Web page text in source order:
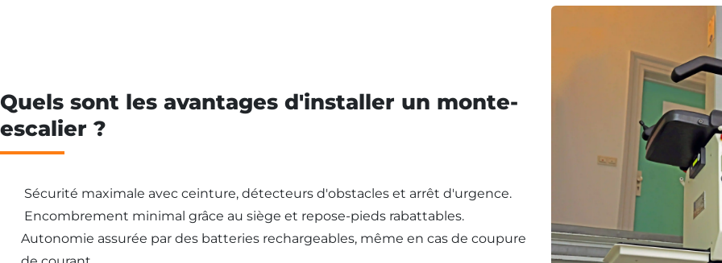
Quels sont les avantages d'installer un monte-
escalier ?
Sécurité maximale avec ceinture, détecteurs d'obstacles et arrêt d'urgence.
Encombrement minimal grâce au siège et repose-pieds rabattables.
Autonomie assurée par des batteries rechargeables, même en cas de coupure